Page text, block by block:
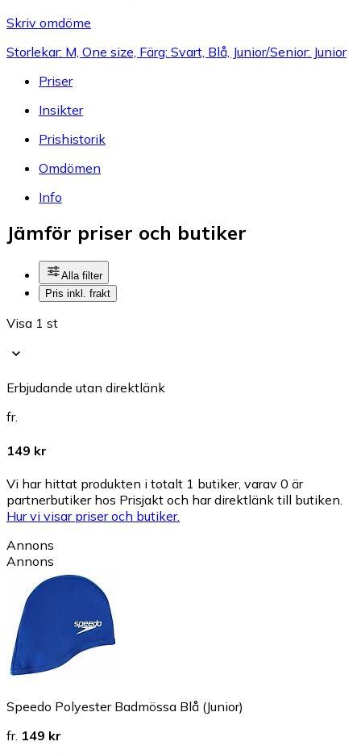
Skriv omdöme
Storlekar: M, One size, Färg: Svart, Blå, Junior/Senior: Junior
Priser
Insikter
Prishistorik
Omdömen
Info
Jämför priser och butiker
Alla filter
Pris inkl. frakt
Visa 1 st
Erbjudande utan direktlänk
fr.
149 kr
Vi har hittat produkten i totalt 1 butiker, varav 0 är
partnerbutiker hos Prisjakt och har direktlänk till butiken.
Hur vi visar priser och butiker.
Annons
Annons
Speedo Polyester Badmössa Blå (Junior)
fr. 149 kr